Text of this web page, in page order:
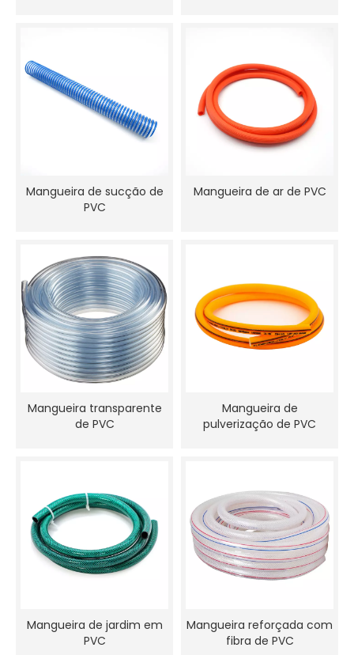
Mangueira de sucção de
PVC
Mangueira de ar de PVC
Mangueira transparente
de PVC
Mangueira de
pulverização de PVC
Mangueira de jardim em
PVC
Mangueira reforçada com
fibra de PVC